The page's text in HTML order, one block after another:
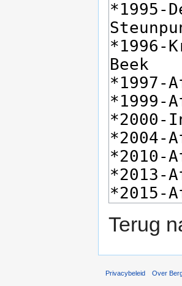
Terug
Privacybeleid Over